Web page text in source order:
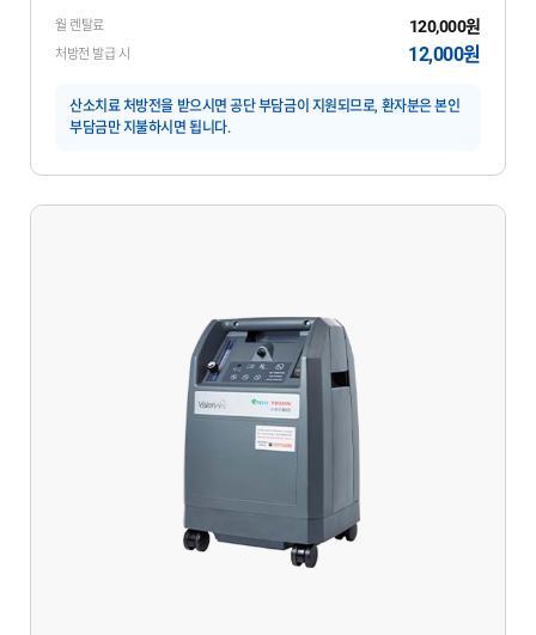
월 렌탈료 120,000원
처방전 발급 시 12,000원
산소치료 처방전을 받으시면 공단 부담금이 지원되므로, 환자분은 본인
부담금만 지불하시면 됩니다.